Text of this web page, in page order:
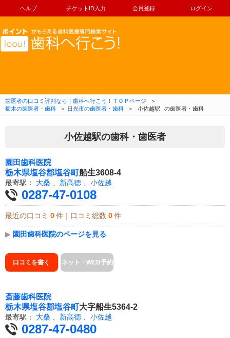
ヘルプ チケットID入力 会員登録 ログイン
コンテンツへ移動
歯医者の口コミ評判なら｜歯科へ行こう！ＴＯＰページ
＞
栃木の歯医者・歯科
＞ 日光市の歯医者・歯科 ＞ 小佐越駅 の歯医者・歯科
小佐越駅の歯科・歯医者
園田歯科医院
栃木県塩谷郡塩谷町船生3608-4
最寄駅： 大桑 新高徳 小佐越
0287-47-0108
最近の口コミ 0 件｜口コミ総数 0 件
▶ 園田歯科医院のページを見る
口コミを書く ネット・WEB予約
斎藤歯科医院
栃木県塩谷郡塩谷町大字船生5364-2
最寄駅： 大桑 、 新高徳 、 小佐越
0287-47-0480